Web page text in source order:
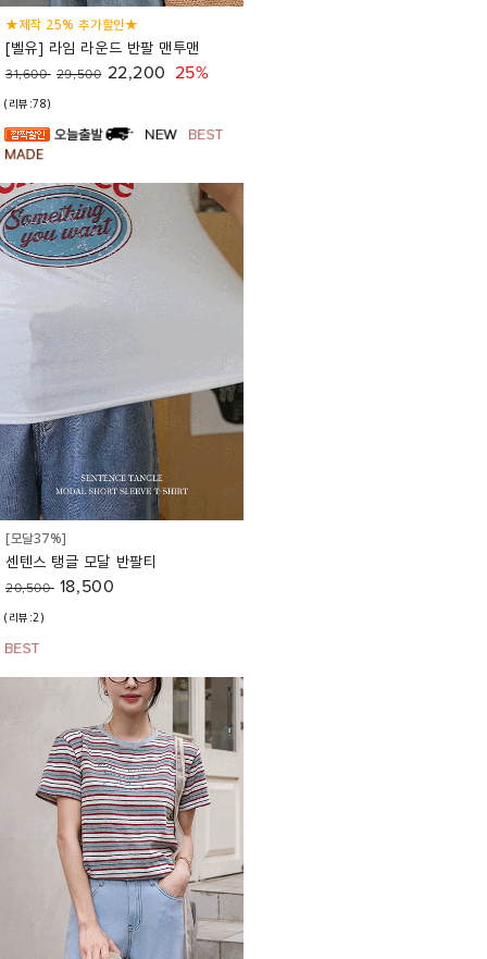
★제작 25% 추가할인★
[벨유] 라임 라운드 반팔 맨투맨
31,600 29,500 22,200 25%
(리뷰:78)
[모달37%]
센텐스 탱글 모달 반팔티
20,500 18,500
(리뷰:2)